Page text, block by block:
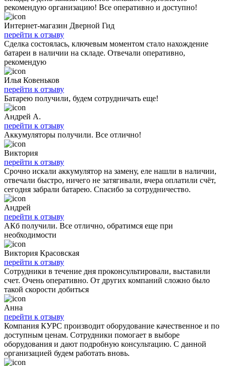
рекомендую организацию! Все оперативно и доступно!
Интернет-магазин Дверной Гид
перейти к отзыву
Сделка состоялась, ключевым моментом стало нахождение
батареи в наличии на складе. Отвечали оперативно,
рекомендую
Илья Ковеньков
перейти к отзыву
Батарею получили, будем сотрудничать еще!
Андрей А.
перейти к отзыву
Аккумуляторы получили. Все отлично!
Виктория
перейти к отзыву
Срочно искали аккумулятор на замену, еле нашли в наличии,
отвечали быстро, ничего не затягивали, вчера оплатили счёт,
сегодня забрали батарею. Спасибо за сотрудничество.
Андрей
перейти к отзыву
АКб получили. Все отлично, обратимся еще при
необходимости
Виктория Красовская
перейти к отзыву
Сотрудники в течение дня проконсультировали, выставили
счет. Очень оперативно. От других компаний сложно было
такой скорости добиться
Анна
перейти к отзыву
Компания КУРС производит оборудование качественное и по
доступным ценам. Сотрудники помогает в выборе
оборудования и дают подробную консультацию. С данной
организацией будем работать вновь.